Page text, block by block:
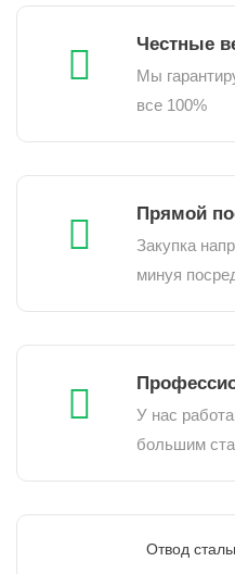
Честные
Мы
все 100%
Прямой
Закупка
минуя
У нас
большим
Отвод